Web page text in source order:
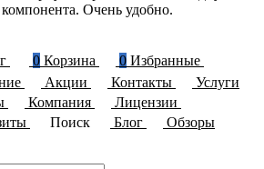
Очень удобно.
0 Корзина 0 Избранные
Акции Контакты
Услуги
Компания
Лицензии
Поиск Блог
Обзоры